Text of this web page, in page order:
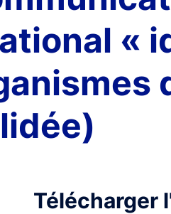
«
Télécharger